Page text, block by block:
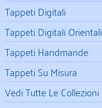
Tappeti Digitali
Tappeti Digitali Orientali
Tappeti Handmande
Tappeti Su Misura
Vedi Tutte Le Collezioni